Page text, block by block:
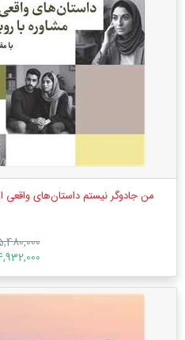
من جادوگر نیستم داستان‌های واقعی
5,480,000
4,932,000